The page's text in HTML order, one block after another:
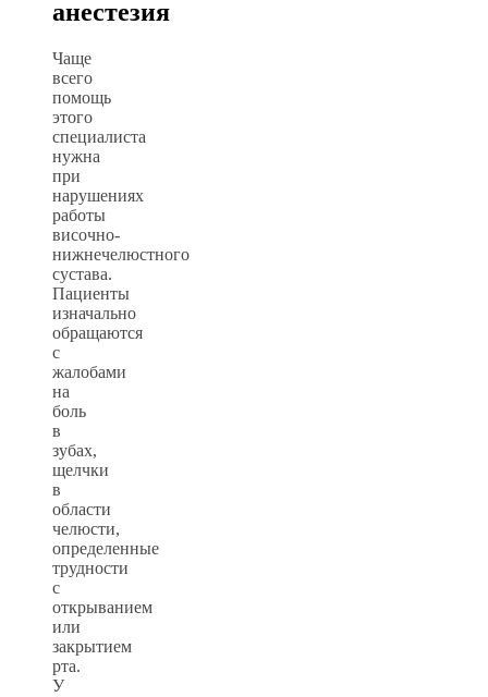
анестезия
Чаще
всего
помощь
этого
специалиста
нужна
при
нарушениях
работы
височно-
нижнечелюстного
сустава.
Пациенты
изначально
обращаются
с
жалобами
на
боль
в
зубах,
щелчки
в
области
челюсти,
определенные
трудности
с
открыванием
или
закрытием
рта.
У